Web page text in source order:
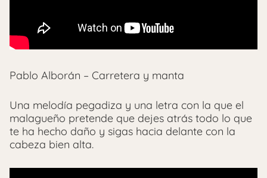
Pablo Alborán – Carretera y manta
Una melodía pegadiza y una letra con la que el
malagueño pretende que dejes atrás todo lo que
te ha hecho daño y sigas hacia delante con la
cabeza bien alta.